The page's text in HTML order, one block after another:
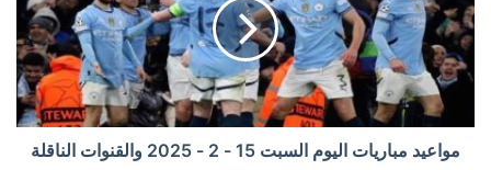
مواعيد مباريات اليوم السبت 15 - 2 - 2025 والقنوات الناقلة